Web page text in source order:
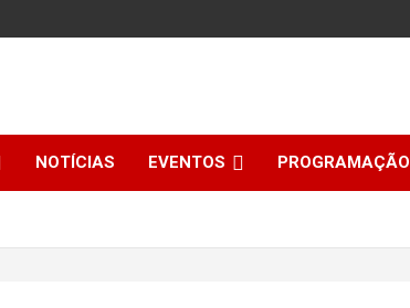
NOTÍCIAS EVENTOS PROGRAMAÇÃO